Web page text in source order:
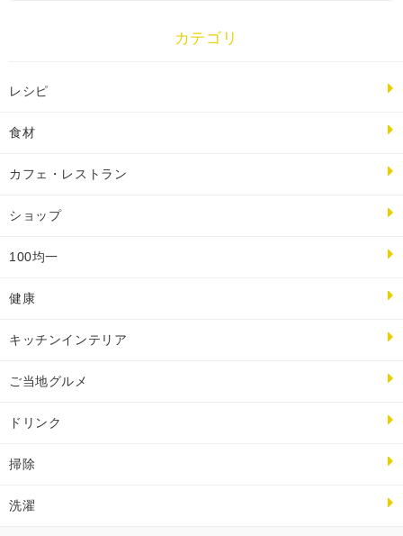
カテゴリ
レシピ
食材
カフェ・レストラン
ショップ
100均一
健康
キッチンインテリア
ご当地グルメ
ドリンク
掃除
洗濯